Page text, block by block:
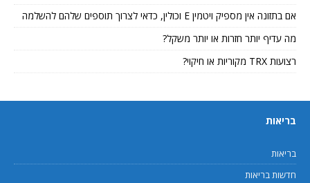
אם בתזונה אין מספיק ויטמין E וכולין, כדאי לצרוך תוספים שלהם להשלמה
מה עדיף יותר חזרות או יותר משקל?
רצועות TRX מקוריות או חיקוי?
בריאות
בריאות
חדשות בריאות